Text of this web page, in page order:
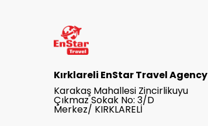
Kırklareli EnStar Travel Agency
Karakaş Mahallesi Zincirlikuyu
Çıkmaz Sokak No: 3/D
Merkez/ KIRKLARELİ